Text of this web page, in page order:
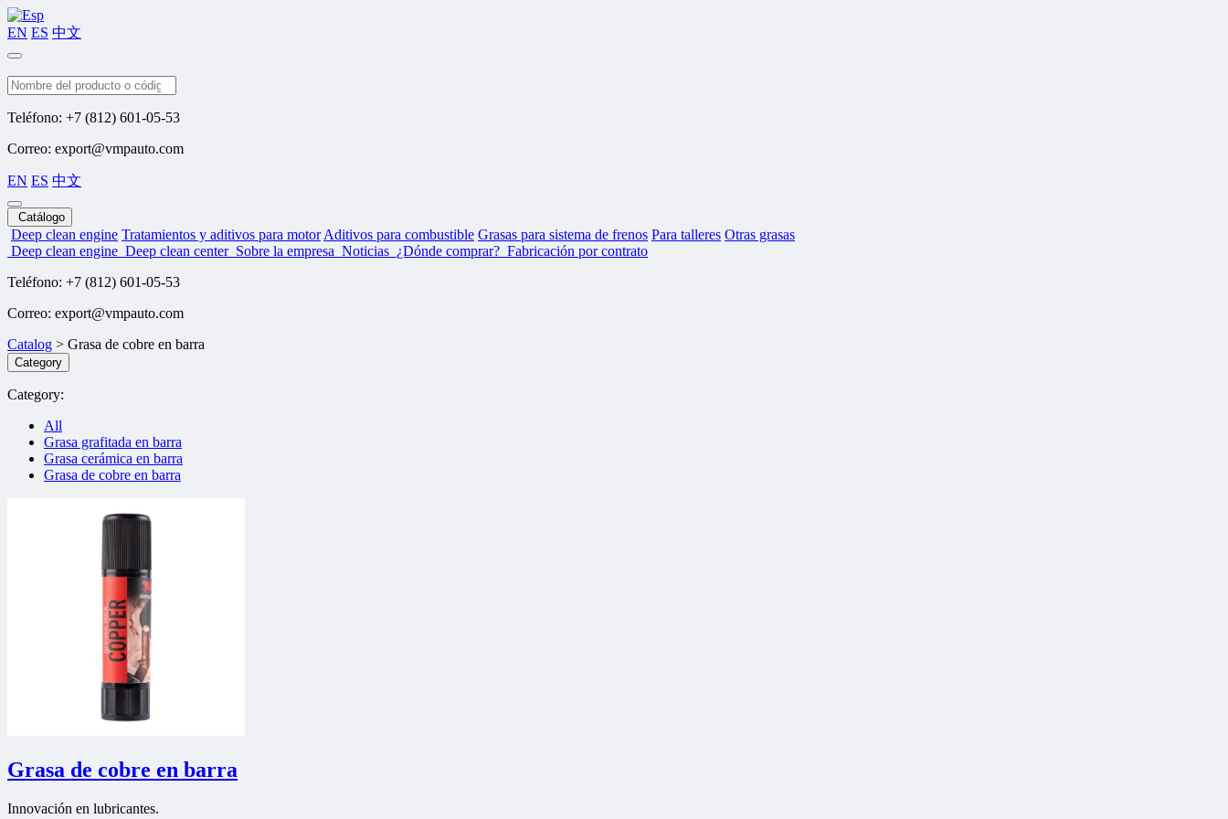
EN ES 中文
Buscar
Teléfono: +7 (812) 601-05-53
Correo: export@vmpauto.com
EN ES 中文
Catálogo
Deep clean engine Tratamientos y aditivos para motor Aditivos para combustible Grasas para sistema de frenos Para talleres Otras grasas
Deep clean engine Deep clean center Sobre la empresa Noticias ¿Dónde comprar? Fabricación por contrato
Teléfono: +7 (812) 601-05-53
Correo: export@vmpauto.com
Catalog > Grasa de cobre en barra
Category
Category:
All
Grasa grafitada en barra
Grasa cerámica en barra
Grasa de cobre en barra
Grasa de cobre en barra
Innovación en lubricantes.